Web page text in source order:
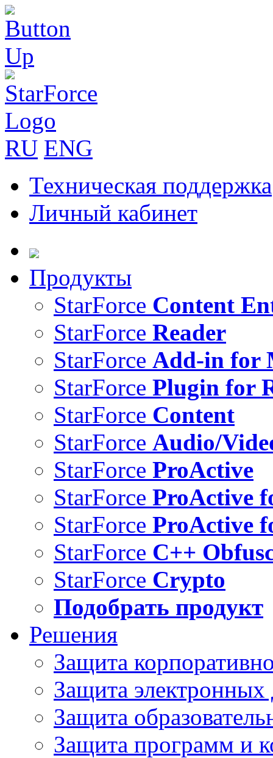
RU ENG
Техническая поддержка
Личный кабинет
Продукты
StarForce Content
StarForce Reader
StarForce Add-in for
StarForce Plugin for
StarForce Content
StarForce Audio/
StarForce ProActive
StarForce ProActive
StarForce ProActive
StarForce C++
StarForce Crypto
Подобрать продукт
Решения
Защита
Защита электронных
Защита
Защита программ и